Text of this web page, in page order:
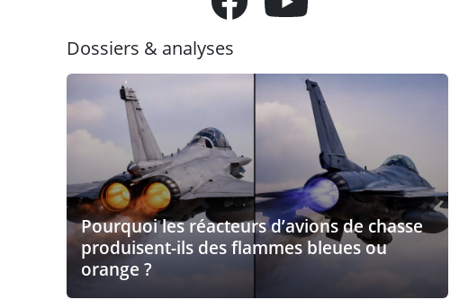
Dossiers & analyses
Pourquoi les réacteurs d’avions de chasse
produisent-ils des flammes bleues ou
orange ?